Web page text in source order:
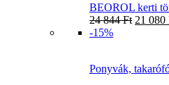
BEOROL kerti
24 844Ft 21 080
-15%
Ponyvák,